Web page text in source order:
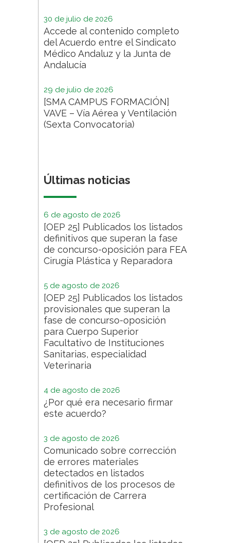
30 de julio de 2026
Accede al contenido completo
del Acuerdo entre el Sindicato
Médico Andaluz y la Junta de
Andalucía
29 de julio de 2026
[SMA CAMPUS FORMACIÓN]
VAVE – Vía Aérea y Ventilación
(Sexta Convocatoria)
Últimas noticias
6 de agosto de 2026
[OEP 25] Publicados los listados
definitivos que superan la fase
de concurso-oposición para FEA
Cirugía Plástica y Reparadora
5 de agosto de 2026
[OEP 25] Publicados los listados
provisionales que superan la
fase de concurso-oposición
para Cuerpo Superior
Facultativo de Instituciones
Sanitarias, especialidad
Veterinaria
4 de agosto de 2026
¿Por qué era necesario firmar
este acuerdo?
3 de agosto de 2026
Comunicado sobre corrección
de errores materiales
detectados en listados
definitivos de los procesos de
certificación de Carrera
Profesional
3 de agosto de 2026